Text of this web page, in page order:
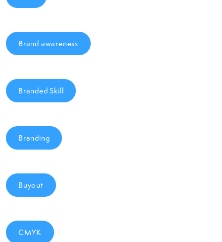
Brand awareness
Branded Skill
Branding
Buyout
CMYK